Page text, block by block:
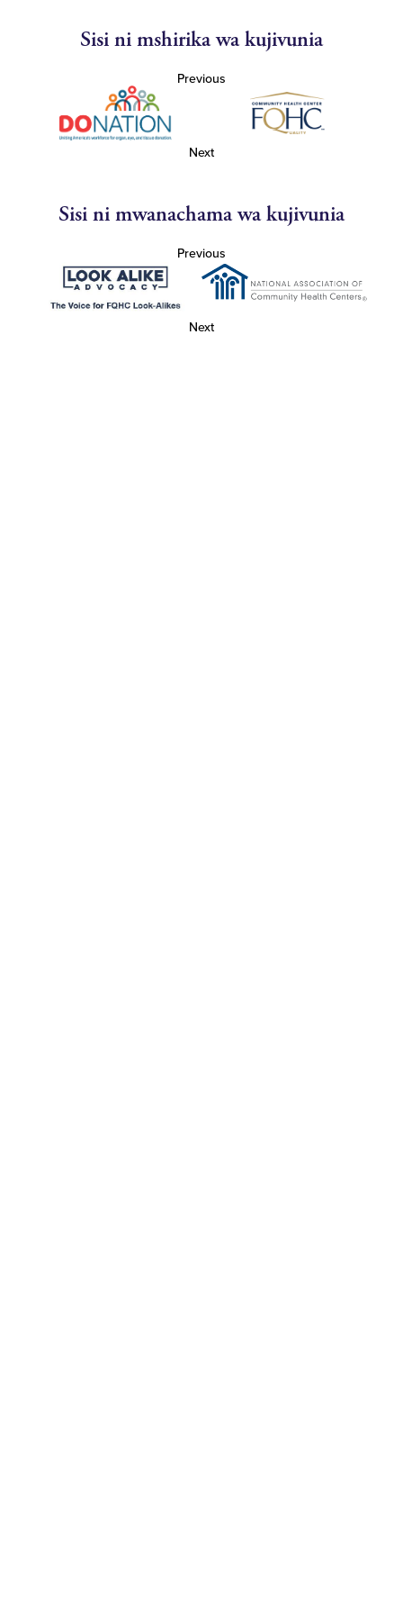
Sisi ni mshirika wa kujivunia
Previous
Next
Sisi ni mwanachama wa kujivunia
Previous
Next